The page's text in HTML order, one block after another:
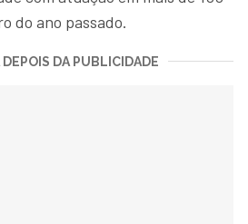
do ano passado.
DA PUBLICIDADE